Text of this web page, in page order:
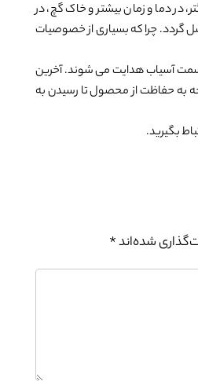
در دما و زمان بیشتر و خاک گچ، در
گردد. چرا که بسیاری از خصوصیات
آسیاب هدایت می شوند. آخرین
به حفاظت از محصول تا رسیدن به
بگیرید.
شده‌اند*